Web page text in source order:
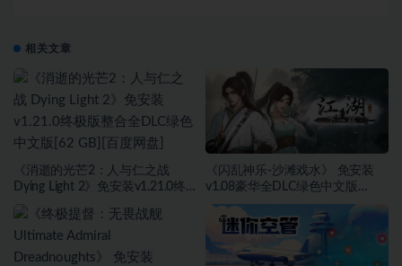
相关文章
《消逝的光芒2：人与仁之战
Dying Light 2》免安装v1.21.0终
GB][百度网盘]
《闪乱神乐-沙滩戏水》 免安装
v1.08豪华全DLC绿色中文版
[21.64 GB][百度网盘+迅雷网盘]